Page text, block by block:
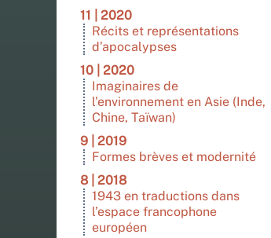
11 | 2020
Récits et représentations
d’apocalypses
10 | 2020
Imaginaires de
l’environnement en Asie (Inde,
Chine, Taïwan)
9 | 2019
Formes brèves et modernité
8 | 2018
1943 en traductions dans
l’espace francophone
européen